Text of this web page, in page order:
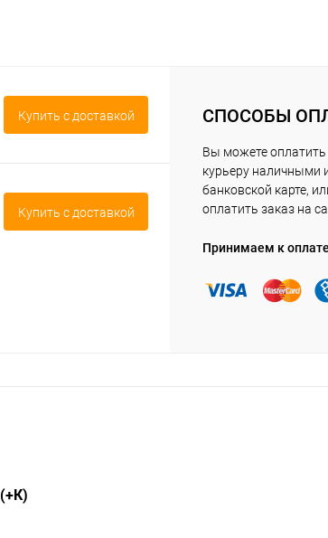
Купить c доставкой
Купить c доставкой
СПОСОБЫ
Вы можете оплатить
курьеру наличными
банковской карте,
оплатить заказ на
Принимаем к оплате